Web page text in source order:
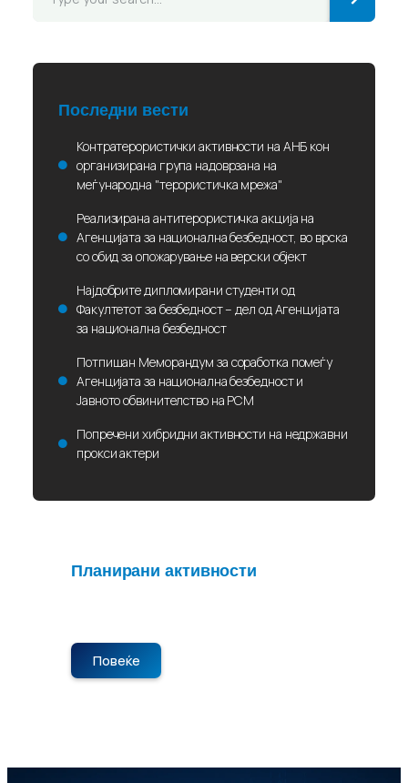
Последни вести
Контратерористички активности на АНБ кон
организирана група надоврзана на
меѓународна "терористичка мрежа"
Реализирана антитерористичка акција на
Агенцијата за национална безбедност, во врска
со обид за опожарување на верски објект
Најдобрите дипломирани студенти од
Факултетот за безбедност – дел од Агенцијата
за национална безбедност
Потпишан Меморандум за соработка помеѓу
Агенцијата за национална безбедност и
Јавното обвинителство на РСМ
Попречени хибридни активности на недржавни
прокси актери
Планирани активности
Повеќе